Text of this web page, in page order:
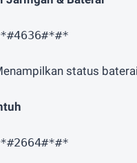
status